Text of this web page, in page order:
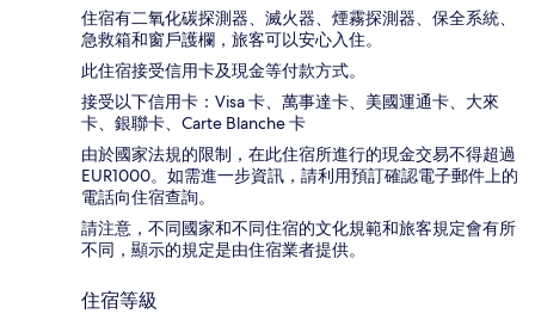
住宿有二氧化碳探測器、滅火器、煙霧探測器、保全系統、
急救箱和窗戶護欄，旅客可以安心入住。
此住宿接受信用卡及現金等付款方式。
接受以下信用卡：Visa 卡、萬事達卡、美國運通卡、大來
卡、銀聯卡、Carte Blanche 卡
由於國家法規的限制，在此住宿所進行的現金交易不得超過
EUR1000。如需進一步資訊，請利用預訂確認電子郵件上的
電話向住宿查詢。
請注意，不同國家和不同住宿的文化規範和旅客規定會有所
不同，顯示的規定是由住宿業者提供。
住宿等級